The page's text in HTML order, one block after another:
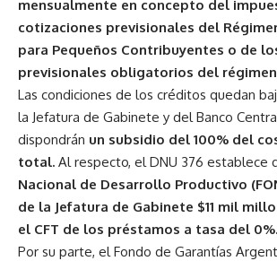
mensualmente en concepto del
cotizaciones previsionales del
para Pequeños Contribuyentes o de
previsionales obligatorios del
Las condiciones de los créditos quedan
la Jefatura de Gabinete y del Banco
dispondrán un subsidio del 100% del
total. Al respecto, el DNU 376 establece
Nacional de Desarrollo Productivo
de la Jefatura de Gabinete $11 mil
el CFT de los préstamos a tasa del 0%.
Por su parte, el Fondo de Garantías